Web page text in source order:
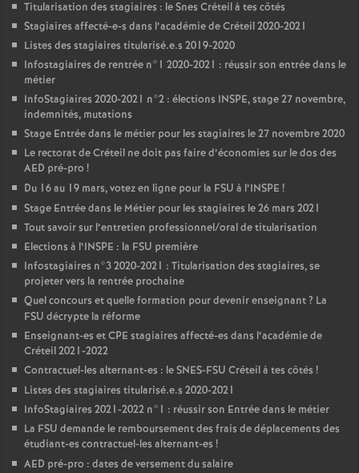
Titularisation des stagiaires : le Snes Créteil à tes côtés
Stagiaires affecté-e-s dans l’académie de Créteil 2020-2021
Listes des stagiaires titularisé.e.s 2019-2020
Infostagiaires de rentrée n°1 2020-2021 : réussir son entrée dans le
métier
InfoStagiaires 2020-2021 n°2 : élections INSPE, stage 27 novembre,
indemnités, mutations
Stage Entrée dans le métier pour les stagiaires le 27 novembre 2020
Le rectorat de Créteil ne doit pas faire d’économies sur le dos des
AED pré-pro !
Du 16 au 19 mars, votez en ligne pour la FSU à l’INSPE !
Stage Entrée dans le Métier pour les stagiaires le 26 mars 2021
Tout savoir sur l’entretien professionnel/oral de titularisation
Elections à l’INSPE : la FSU première
Infostagiaires n°3 2020-2021 : Titularisation des stagiaires, se
projeter vers la rentrée prochaine
Quel concours et quelle formation pour devenir enseignant? La
FSU décrypte la réforme
Enseignant-es etCPE stagiaires affecté-es dans l’académie de
Créteil 2021-2022
Contractuel-les alternant-es : leSNES-FSU Créteil à tes côtés !
Listes des stagiaires titularisé.e.s 2020-2021
InfoStagiaires 2021-2022 n°1 : réussir son Entrée dans le métier
La FSU demande le remboursement des frais de déplacements des
étudiant-es contractuel-les alternant-es !
AED pré-pro : dates de versement du salaire